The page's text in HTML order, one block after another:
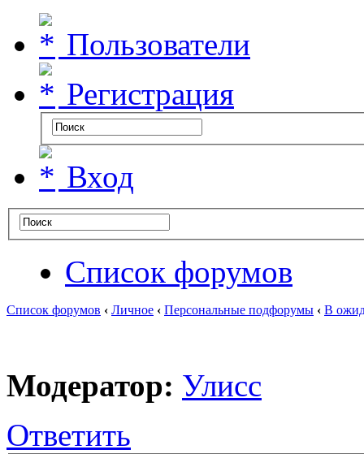
Пользователи
Регистрация
Вход
Список форумов
Список форумов ‹ Личное ‹ Персональные подфорумы ‹ В
Модератор: Улисс
Ответить